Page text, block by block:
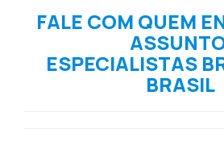
FALE COM QUEM
ESPECIALISTAS
BRASIL